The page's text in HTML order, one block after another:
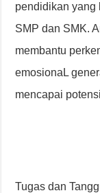
pendidikan yang
SMP dan SMK.
membantu
emosionaL
mencapai
Tugas dan